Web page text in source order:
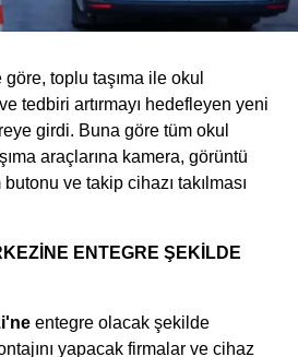
toplu taşıma ile okul
tedbiri artırmayı hedefleyen yeni
girdi. Buna göre tüm okul
araçlarına kamera, görüntü
ve takip cihazı takılması
ENTEGRE ŞEKİLDE
entegre olacak şekilde
yapacak firmalar ve cihaz